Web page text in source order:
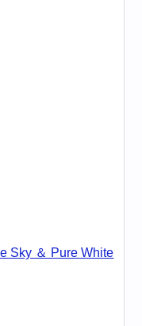
Sky ＆ Pure White